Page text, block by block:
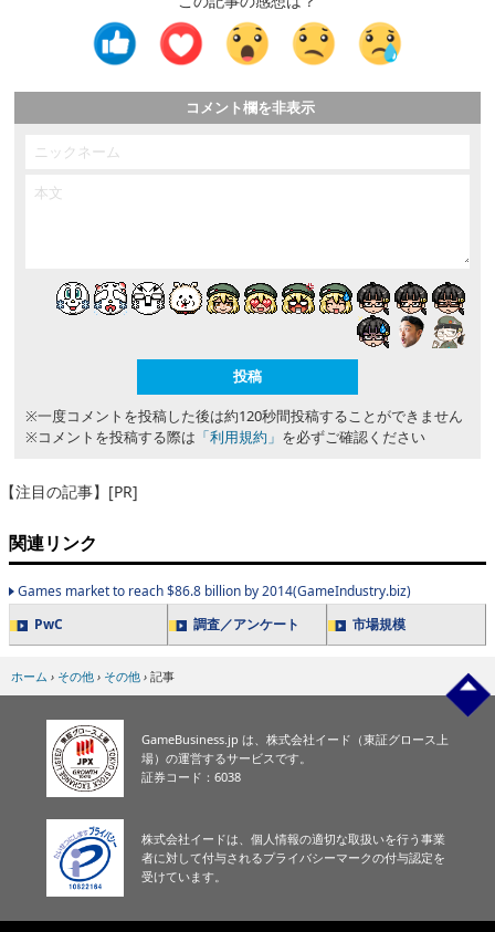
コメント欄を非表示
※一度コメントを投稿した後は約120秒間投稿することができません
※コメントを投稿する際は 「利用規約」 を必ずご確認ください
【注目の記事】[PR]
関連リンク
Games market to reach $86.8 billion by 2014(GameIndustry.biz)
PwC
調査／アンケート 市場規模
ホーム › その他 › その他 › 記事
GameBusiness.jp は、株式会社イード（東証グロース上
場）の運営するサービスです。
証券コード：6038
株式会社イードは、個人情報の適切な取扱いを行う事業
者に対して付与されるプライバシーマークの付与認定を
受けています。